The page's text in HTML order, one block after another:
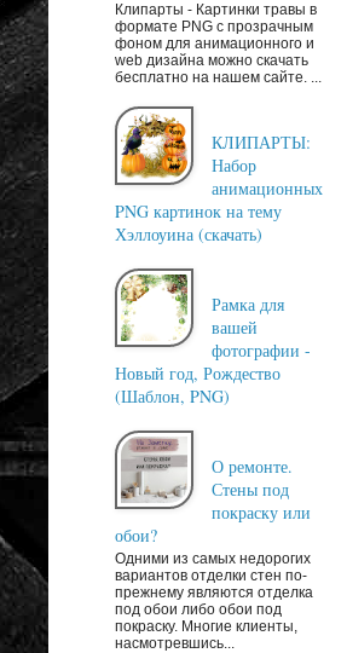
Клипарты - Картинки травы в
формате PNG с прозрачным
фоном для анимационного и
web дизайна можно скачать
бесплатно на нашем сайте. ...
КЛИПАРТЫ:
Набор
анимационных
PNG картинок на тему
Хэллоуина (скачать)
Рамка для
вашей
фотографии -
Новый год, Рождество
(Шаблон, PNG)
О ремонте.
Стены под
покраску или
обои?
Одними из самых недорогих
вариантов отделки стен по-
прежнему являются отделка
под обои либо обои под
покраску. Многие клиенты,
насмотревшись...